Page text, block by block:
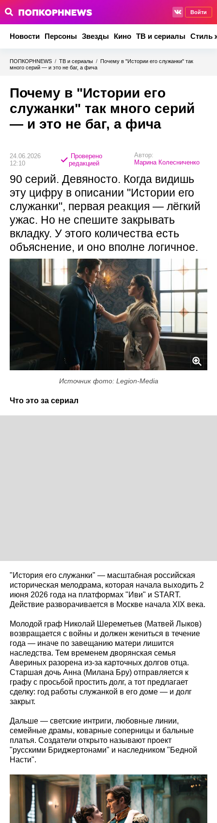
Войти
Новости Персоны Звезды Кино ТВ и сериалы Стиль
ПОПКОРНNEWS / ТВ и сериалы / Почему в "Истории его служанки" так
много серий — и это не баг, а фича
Почему в "Истории его
служанки" так много серий
— и это не баг, а фича
24.06.2026
12:10
Проверено
редакцией
Автор:
Марина Колесниченко
90 серий. Девяносто. Когда видишь
эту цифру в описании "Истории его
служанки", первая реакция — лёгкий
ужас. Но не спешите закрывать
вкладку. У этого количества есть
объяснение, и оно вполне логичное.
Источник фото: Legion-Media
Что это за сериал
"История его служанки" — масштабная российская
историческая мелодрама, которая начала выходить 2
июня 2026 года на платформах "Иви" и START.
Действие разворачивается в Москве начала XIX века.
Молодой граф Николай Шереметьев (Матвей Лыков)
возвращается с войны и должен жениться в течение
года — иначе по завещанию матери лишится
наследства. Тем временем дворянская семья
Авериных разорена из-за карточных долгов отца.
Старшая дочь Анна (Милана Бру) отправляется к
графу с просьбой простить долг, а тот предлагает
сделку: год работы служанкой в его доме — и долг
закрыт.
Дальше — светские интриги, любовные линии,
семейные драмы, коварные соперницы и бальные
платья. Создатели открыто называют проект
"русскими Бриджертонами" и наследником "Бедной
Насти".